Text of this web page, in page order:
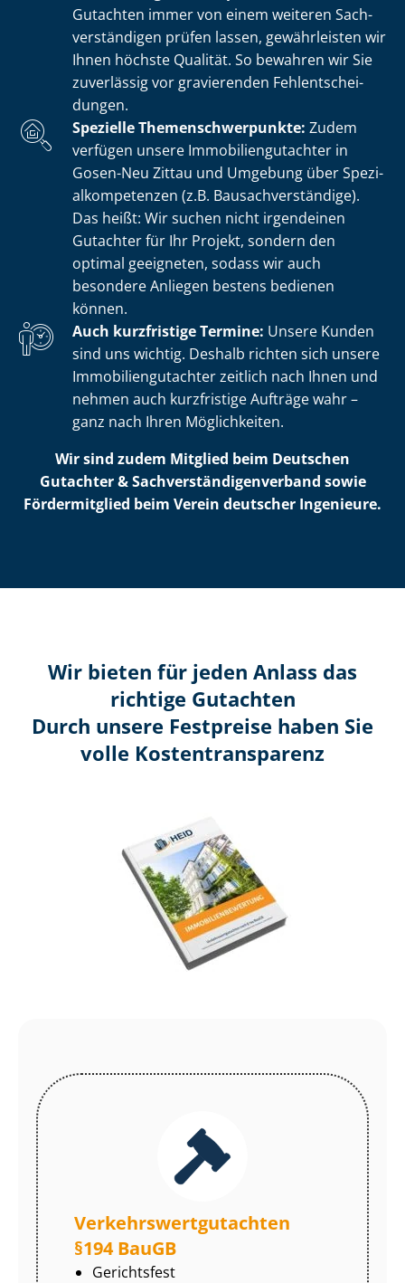
Gutachten immer von einem weiteren Sach­
ver­stän­di­gen prüfen lassen, gewährleisten wir
Ihnen höchste Qualität. So bewahren wir Sie
zuverlässig vor gravierenden Fehl­ent­schei­
dun­gen.
Spezielle The­men­schwer­punk­te: Zudem
verfügen unsere Im­mo­bi­li­en­gut­ach­ter in
Gosen-Neu Zittau und Umgebung über Spe­zi­
al­kom­pe­ten­zen (z.B. Bau­sach­ver­stän­di­ge).
Das heißt: Wir suchen nicht irgendeinen
Gutachter für Ihr Projekt, sondern den
optimal geeigneten, sodass wir auch
besondere Anliegen bestens bedienen
können.
Auch kurzfristige Termine: Unsere Kunden
sind uns wichtig. Deshalb richten sich unsere
Im­mo­bi­li­en­gut­ach­ter zeitlich nach Ihnen und
nehmen auch kurzfristige Aufträge wahr –
ganz nach Ihren Möglichkeiten.
Wir sind zudem Mitglied beim Deutschen
Gutachter & Sach­ver­stän­di­gen­ver­band sowie
Fördermitglied beim Verein deutscher Ingenieure.
Wir bieten für jeden Anlass das
richtige Gutachten
Durch unsere Festpreise haben Sie
volle Kosten­transparenz
Ver­kehrs­wert­gut­ach­ten
§194 BauGB
Gerichtsfest